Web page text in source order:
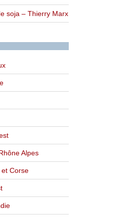
soja – Thierry Marx
Alpes
et Corse